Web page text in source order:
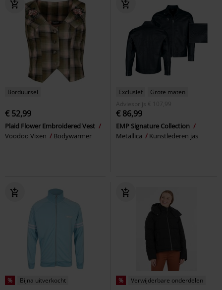
Borduursel
€ 52,99
Plaid Flower Embroidered Vest
Voodoo Vixen
Bodywarmer
Exclusief
Grote maten
Adviesprijs
€ 107,99
€ 86,99
EMP Signature Collection
Metallica
Kunstlederen jas
% Bijna uitverkocht % Verwijderbare onderdelen